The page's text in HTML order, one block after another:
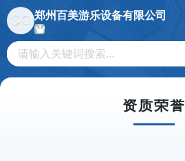
郑州百美游乐设备有限公司
资质荣誉